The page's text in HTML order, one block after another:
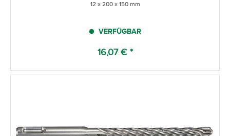
12 x 200 x 150 mm
VERFÜGBAR
16,07 € *